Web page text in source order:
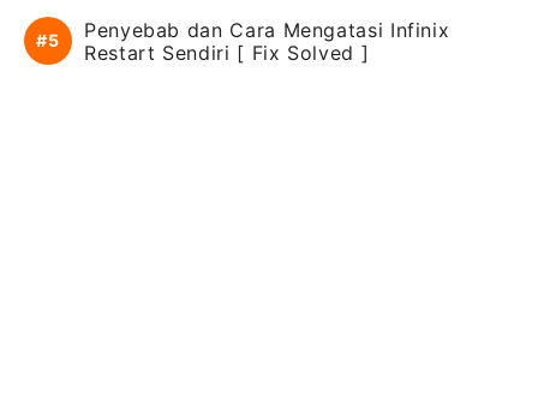
Penyebab dan Cara Mengatasi Infinix
Restart Sendiri [ Fix Solved ]